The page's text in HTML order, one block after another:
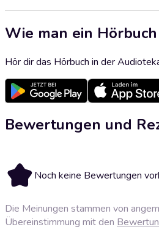
Wie man ein
Hör dir das Hörbuch in der
Bewertungen und
Noch keine Bewertungen
Die Meinungen stammen von
Übereinstimmung mit den